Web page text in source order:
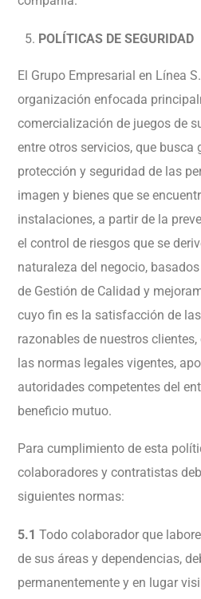
POLÍTICAS DE SEGURIDAD
El Grupo Empresarial en Línea
organización enfocada
comercialización de juegos de
entre otros servicios, que busca
protección y seguridad de las
imagen y bienes que se
instalaciones, a partir de la
el control de riesgos que se
naturaleza del negocio,
de Gestión de Calidad y
cuyo fin es la satisfacción de
razonables de nuestros
las normas legales vigentes,
autoridades competentes del
beneficio mutuo.
Para cumplimiento de esta
colaboradores y contratistas
siguientes normas:
5.1 Todo colaborador que
de sus áreas y dependencias,
permanentemente y en lugar